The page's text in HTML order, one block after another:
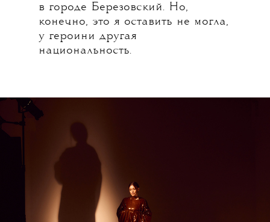
в городе Березовский. Но,
конечно, это я оставить не могла,
у героини другая
национальность.